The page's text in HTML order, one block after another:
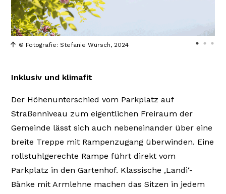
© Fotografie: Stefanie Würsch, 2024
Inklusiv und klimafit
Der Höhenunterschied vom Parkplatz auf
Straßenniveau zum eigentlichen Freiraum der
Gemeinde lässt sich auch nebeneinander über eine
breite Treppe mit Rampenzugang überwinden. Eine
rollstuhlgerechte Rampe führt direkt vom
Parkplatz in den Gartenhof. Klassische ‚Landi‘-
Bänke mit Armlehne machen das Sitzen in jedem